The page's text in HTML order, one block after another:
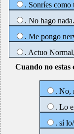
. Sonríes como
. No hago nada.
. Me pongo
. Actuo
Cuando no estas
. No,
. Lo
. sí